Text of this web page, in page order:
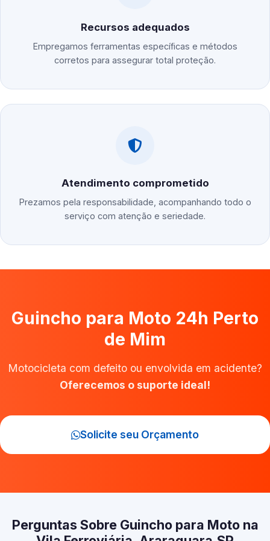
Recursos adequados
Empregamos ferramentas específicas e métodos
corretos para assegurar total proteção.
Atendimento comprometido
Prezamos pela responsabilidade, acompanhando todo o
serviço com atenção e seriedade.
Guincho para Moto 24h Perto
de Mim
Motocicleta com defeito ou envolvida em acidente?
Oferecemos o suporte ideal!
Solicite seu Orçamento
Perguntas Sobre Guincho para Moto na